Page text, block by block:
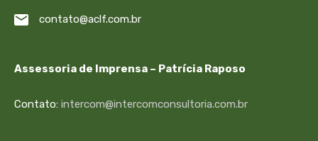
contato@aclf.com.br
Assessoria de Imprensa – Patrícia Raposo
Contato: intercom@intercomconsultoria.com.br